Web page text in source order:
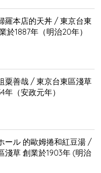
羅本店的天丼 / 東京台東
於1887年（明治20年）
粟善哉 / 東京台東區淺草
年（安政元年）
ール 的歐姆捲和紅豆湯 /
淺草 創業於1903年 (明治